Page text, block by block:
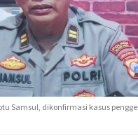
Samsul, dikonfirmasi kasus